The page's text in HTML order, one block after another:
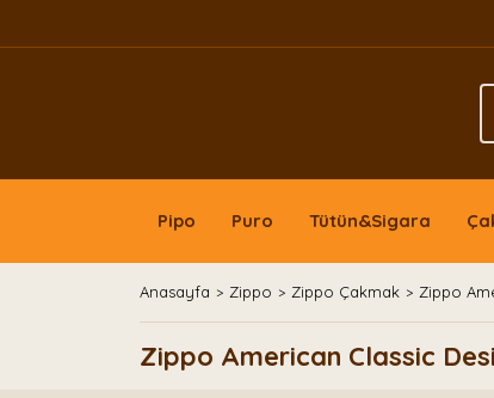
Pipo Puro Tütün&Sigara
Anasayfa Zippo Zippo Çakmak Zippo
Zippo American Classic